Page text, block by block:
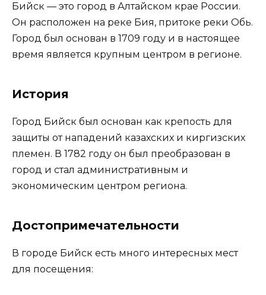
Бийск — это город в Алтайском крае России.
Он расположен на реке Бия, притоке реки Обь.
Город был основан в 1709 году и в настоящее
время является крупным центром в регионе.
История
Город Бийск был основан как крепость для
защиты от нападений казахских и киргизских
племен. В 1782 году он был преобразован в
город и стал административным и
экономическим центром региона.
Достопримечательности
В городе Бийск есть много интересных мест
для посещения: